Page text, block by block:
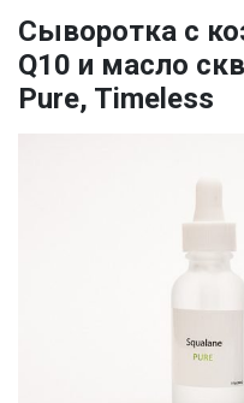
Сыворотка с
Q10 и масло
Pure, Timeless